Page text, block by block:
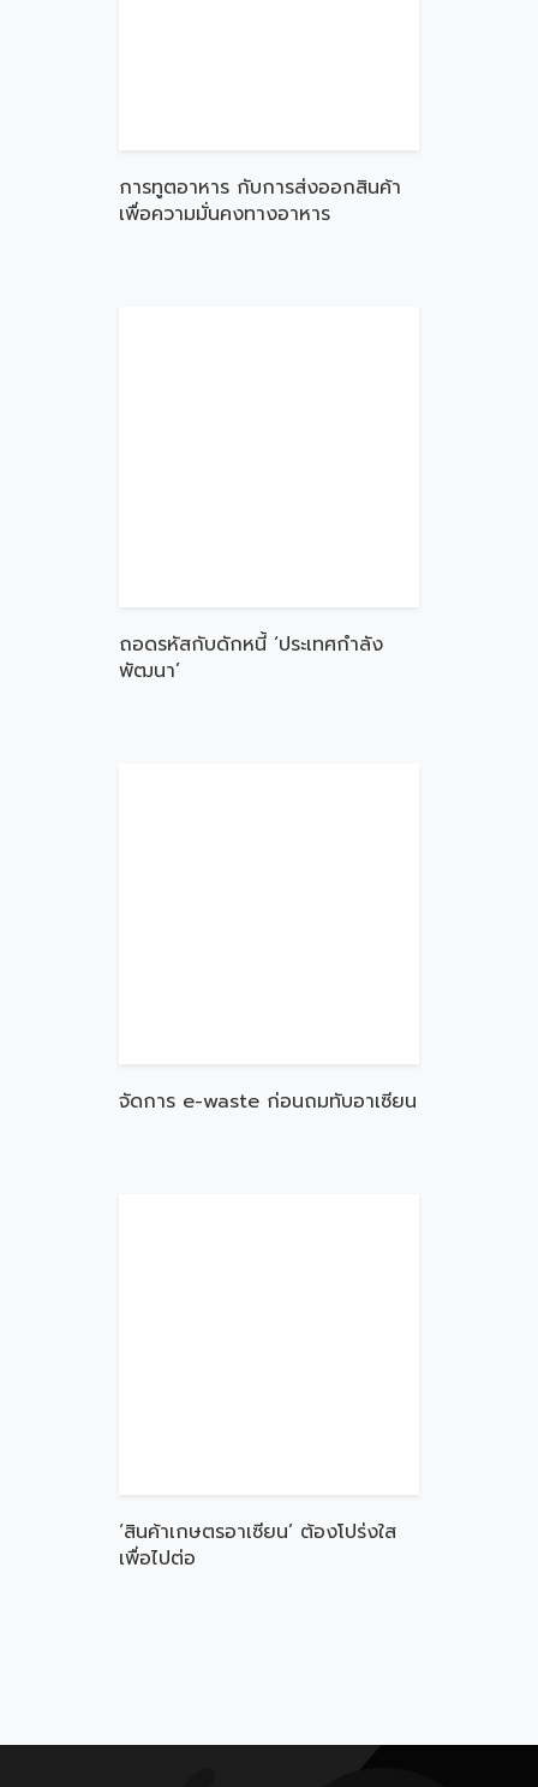
การทูตอาหาร กับการส่งออกสินค้า
เพื่อความมั่นคงทางอาหาร
ถอดรหัสกับดักหนี้ ‘ประเทศกำลัง
พัฒนา’
จัดการ e-waste ก่อนถมทับอาเซียน
‘สินค้าเกษตรอาเซียน’ ต้องโปร่งใส
เพื่อไปต่อ